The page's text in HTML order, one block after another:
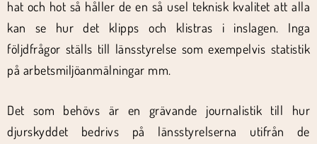
hat och hot så håller de en så usel teknisk kvalitet att alla
kan se hur det klipps och klistras i inslagen. Inga
följdfrågor ställs till länsstyrelse som exempelvis statistik
på arbetsmiljöanmälningar mm.
Det som behövs är en grävande journalistik till hur
djurskyddet bedrivs på länsstyrelserna utifrån de